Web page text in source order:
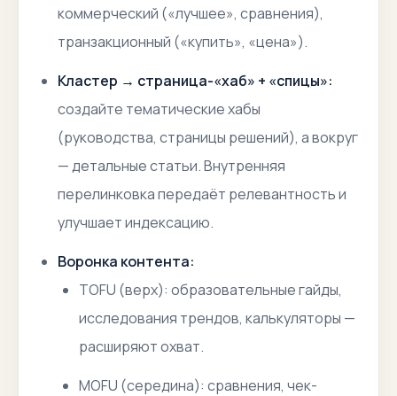
коммерческий («лучшее», сравнения),
транзакционный («купить», «цена»).
Кластер → страница-«хаб» + «спицы»:
создайте тематические хабы
(руководства, страницы решений), а вокруг
— детальные статьи. Внутренняя
перелинковка передаёт релевантность и
улучшает индексацию.
Воронка контента:
TOFU (верх): образовательные гайды,
исследования трендов, калькуляторы —
расширяют охват.
MOFU (середина): сравнения, чек-